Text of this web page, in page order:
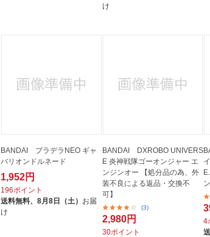
け
BANDAI プラデラNEO ギャ
バリオンドルネード
1,952円
196ポイント
送料無料、8月8日（土） お届
け
BANDAI DXROBO UNIVERS
E 炎神戦隊ゴーオンジャー エ
ンジンオー 【処分品の為、外
装不良による返品・交換不
可】
(3)
2,980円
30ポイント
4